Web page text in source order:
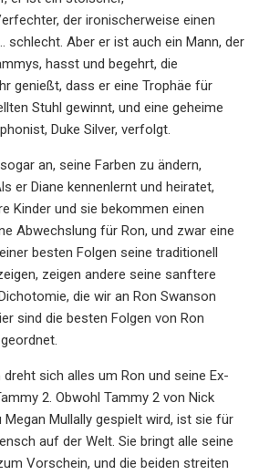
der ironischerweise einen
schlecht. Aber er ist auch ein Mann, der
hasst und begehrt, die
genießt, dass er eine Trophäe für
Stuhl gewinnt, und eine geheime
Duke Silver, verfolgt.
an, seine Farben zu ändern,
er Diane kennenlernt und heiratet,
Kinder und sie bekommen einen
Abwechslung für Ron, und zwar eine
besten Folgen seine traditionell
zeigen andere seine sanftere
die wir an Ron Swanson
sind die besten Folgen von Ron
sich alles um Ron und seine Ex-
2. Obwohl Tammy 2 von Nick
Mullally gespielt wird, ist sie für
auf der Welt. Sie bringt alle seine
Vorschein, und die beiden streiten